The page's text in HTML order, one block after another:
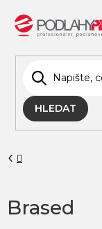
obsah
HLEDAT
Brased